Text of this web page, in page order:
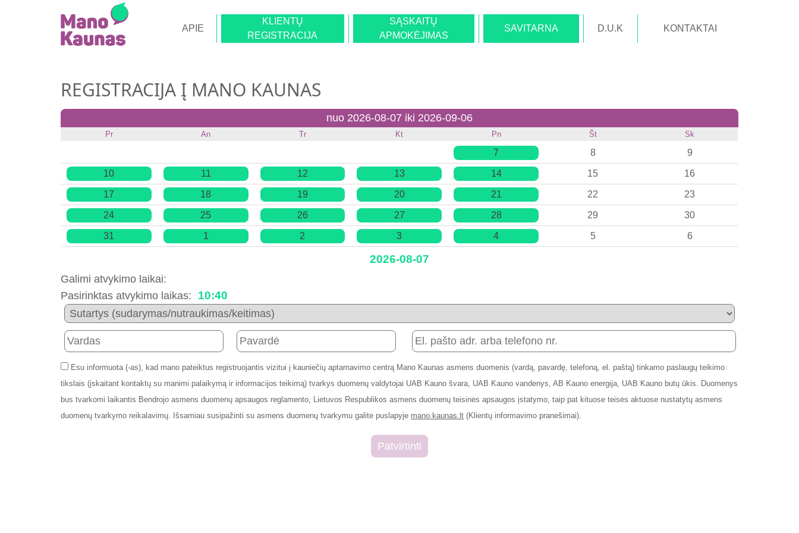
APIE
KLIENTŲ
REGISTRACIJA
SĄSKAITŲ
APMOKĖJIMAS
SAVITARNA D.U.K KONTAKTAI
REGISTRACIJA Į MANO KAUNAS
nuo 2026-08-07 iki 2026-09-06
Pr An Tr Kt Pn Št Sk
7 8 9
10 11 12 13 14 15 16
17 18 19 20 21 22 23
24 25 26 27 28 29 30
31 1 2 3 4 5 6
2026-08-07
Galimi atvykimo laikai:
Pasirinktas atvykimo laikas:
10:40
Esu informuota (-as), kad mano pateiktus registruojantis vizitui į kauniečių aptarnavimo centrą Mano Kaunas asmens duomenis (vardą, pavardę, telefoną, el. paštą) tinkamo paslaugų teikimo
tikslais (įskaitant kontaktų su manimi palaikymą ir informacijos teikimą) tvarkys duomenų valdytojai UAB Kauno švara, UAB Kauno vandenys, AB Kauno energija, UAB Kauno butų ūkis. Duomenys
bus tvarkomi laikantis Bendrojo asmens duomenų apsaugos reglamento, Lietuvos Respublikos asmens duomenų teisinės apsaugos įstatymo, taip pat kituose teisės aktuose nustatytų asmens
duomenų tvarkymo reikalavimų. Išsamiau susipažinti su asmens duomenų tvarkymu galite puslapyje mano.kaunas.lt (Klientų informavimo pranešimai).
Patvirtinti